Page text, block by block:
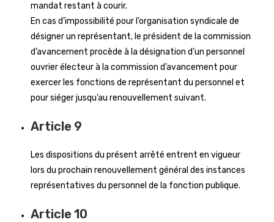
mandat restant à courir.
En cas d’impossibilité pour l’organisation syndicale de
désigner un représentant, le président de la commission
d’avancement procède à la désignation d’un personnel
ouvrier électeur à la commission d’avancement pour
exercer les fonctions de représentant du personnel et
pour siéger jusqu’au renouvellement suivant.
Article 9
Les dispositions du présent arrêté entrent en vigueur
lors du prochain renouvellement général des instances
représentatives du personnel de la fonction publique.
Article 10